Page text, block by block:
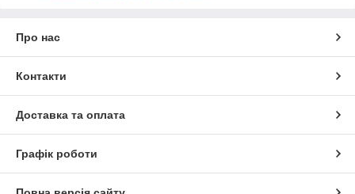
Про нас
Контакти
Доставка та оплата
Графік роботи